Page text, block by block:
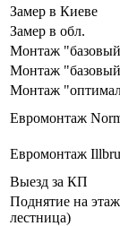
Замер в Киеве
Замер в обл.
Монтаж
Монтаж
Монтаж
Евромонтаж
Евромонтаж
Выезд за КП
Поднятие на
лестница)